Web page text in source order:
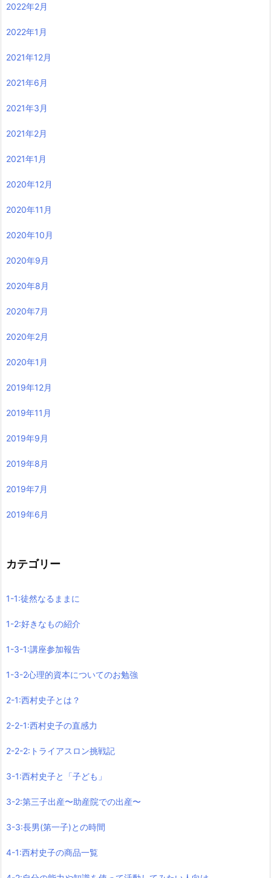
2022年2月
2022年1月
2021年12月
2021年6月
2021年3月
2021年2月
2021年1月
2020年12月
2020年11月
2020年10月
2020年9月
2020年8月
2020年7月
2020年2月
2020年1月
2019年12月
2019年11月
2019年9月
2019年8月
2019年7月
2019年6月
カテゴリー
1-1:徒然なるままに
1-2:好きなもの紹介
1-3-1:講座参加報告
1-3-2心理的資本についてのお勉強
2-1:西村史子とは？
2-2-1:西村史子の直感力
2-2-2:トライアスロン挑戦記
3-1:西村史子と「子ども」
3-2:第三子出産〜助産院での出産〜
3-3:長男(第一子)との時間
4-1:西村史子の商品一覧